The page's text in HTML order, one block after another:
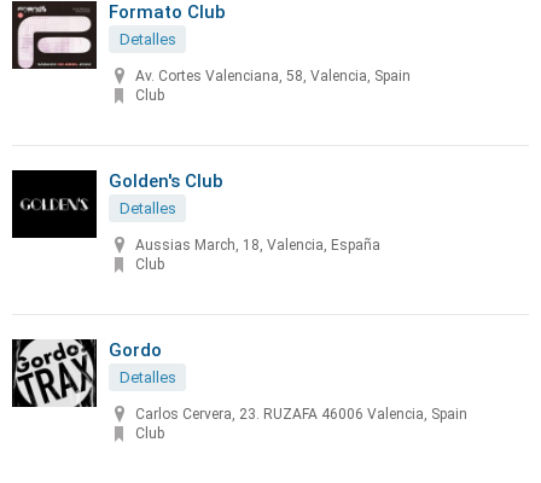
Formato Club
Detalles
Av. Cortes Valenciana, 58, Valencia, Spain
Club
Golden's Club
Detalles
Aussias March, 18, Valencia, España
Club
Gordo
Detalles
Carlos Cervera, 23. RUZAFA 46006 Valencia, Spain
Club